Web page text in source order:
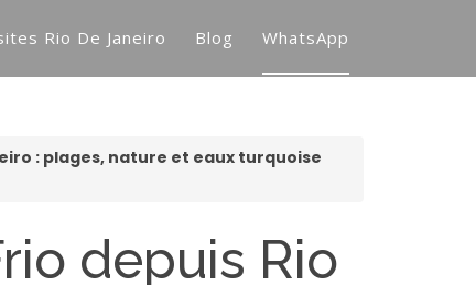
Rio De Janeiro Blog WhatsApp
: plages, nature et eaux turquoise
depuis Rio